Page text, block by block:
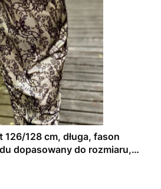
128 cm, długa, fason
dopasowany do rozmiaru,
KREMOWEJ SATYNIE